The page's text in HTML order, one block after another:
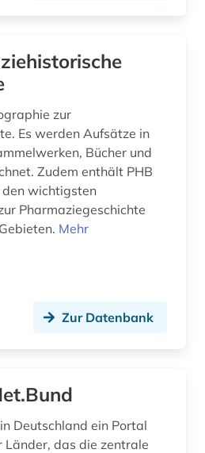
medizinische einrichtung (1)
membrantransport (1)
mikroorganismen (1)
multidisziplinäre chemie (1)
zur
Es werden Aufsätze in
Bücher und
Zudem enthält PHB
den wichtigsten
Pharmaziegeschichte
Mehr
Zur Datenbank
Deutschland ein Portal
Länder, das die zentrale